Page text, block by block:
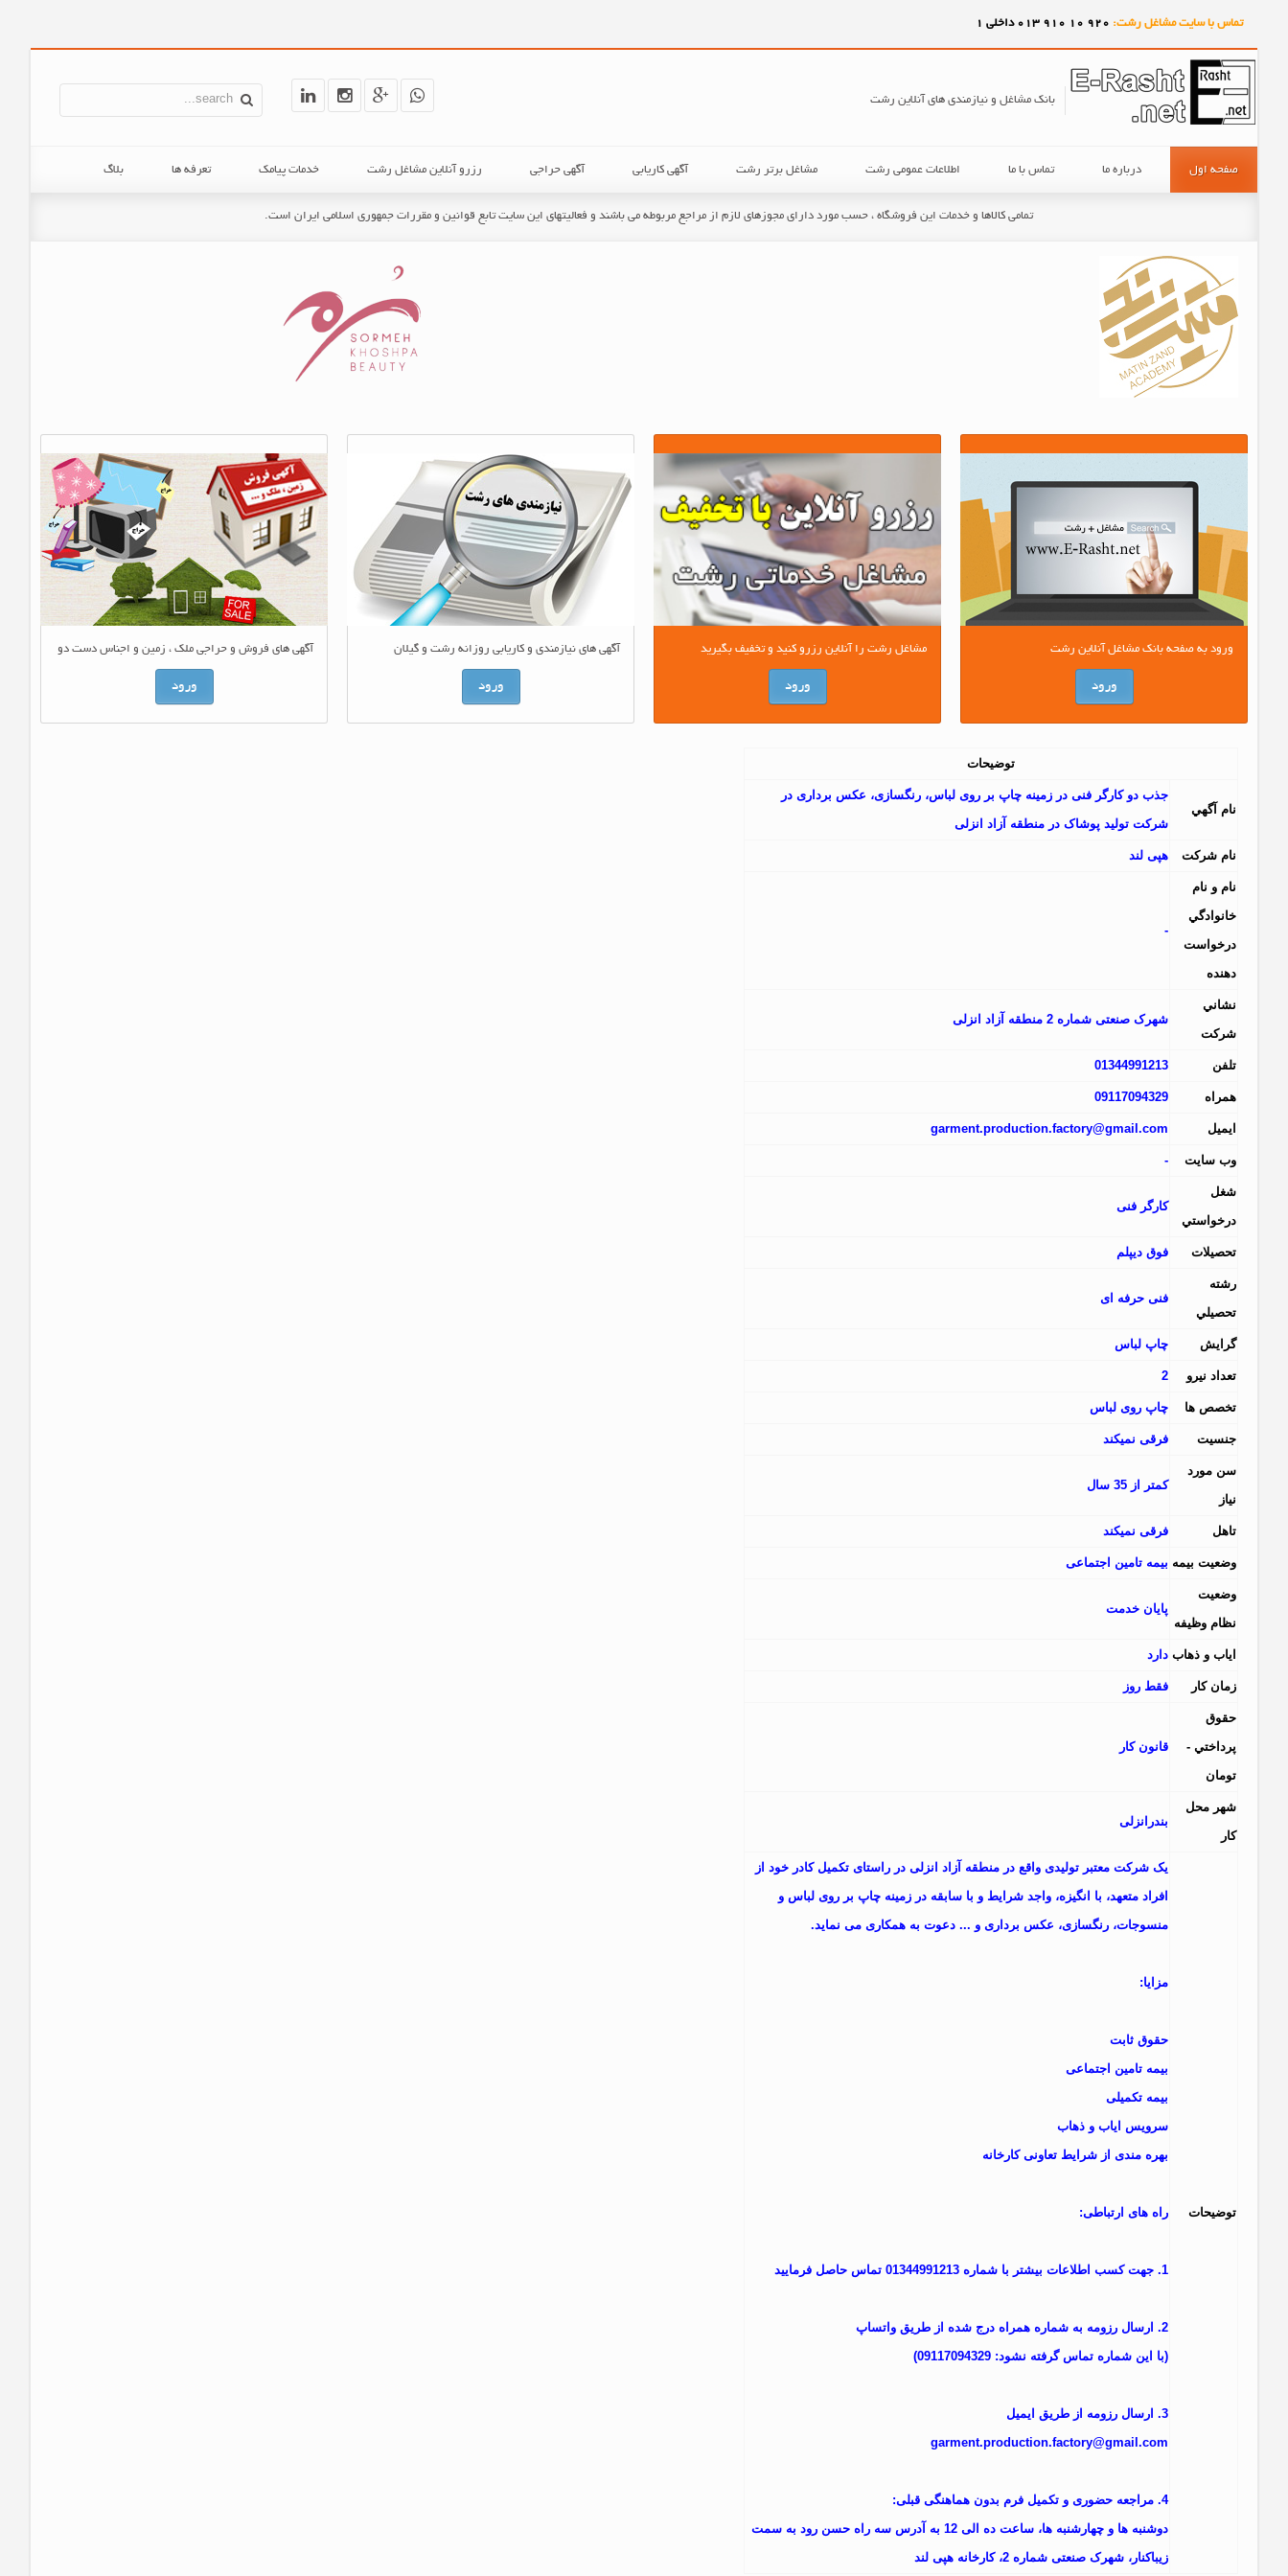
تماس با سایت مشاغل رشت: 920
10
910 013 داخلی 1
بانک مشاغل و نیازمندی های آنلاین رشت
صفحه اول درباره ما تماس با ما اطلاعات عمومی رشت مشاغل برتر رشت آگهی کاریابی آگهی حراجی رزرو آنلاین مشاغل رشت خدمات پیامک تعرفه ها بلاگ
تمامی کالاها و خدمات این فروشگاه ، حسب مورد دارای مجوزهای لازم از مراجع مربوطه می باشند و فعالیتهای این سایت تابع قوانین و مقررات جمهوری اسلامی ایران است.
ورود به صفحه بانک مشاغل آنلاین رشت
ورود
مشاغل رشت را آنلاین رزرو کنید و تخفیف بگیرید
ورود
آگهی های نیازمندی و کاریابی روزانه رشت و گیلان
ورود
آگهی های فروش و حراجی ملک ، زمین و اجناس دست دو
ورود
توضیحات
نام آگهي
جذب دو کارگر فنی در زمینه چاپ بر روی لباس، رنگسازی، عکس برداری در
شرکت تولید پوشاک در منطقه آزاد انزلی
نام شرکت هپی لند
نام و نام
خانوادگي
درخواست
دهنده
-
نشاني
شرکت
شهرک صنعتی شماره 2 منطقه آزاد انزلی
تلفن 01344991213
همراه 09117094329
ايميل garment.production.factory@gmail.com
وب سايت -
شغل
درخواستي
کارگر فنی
تحصيلات فوق دیپلم
رشته
تحصيلي
فنی حرفه ای
گرايش چاپ لباس
تعداد نيرو 2
تخصص ها چاپ روی لباس
جنسيت فرقی نمیکند
سن مورد
نياز
کمتر از 35 سال
تاهل فرقی نمیکند
وضعيت بيمه بیمه تامین اجتماعی
وضعيت
نظام وظيفه
پایان خدمت
اياب و ذهاب دارد
زمان کار فقط روز
حقوق
پرداختي -
تومان
قانون کار
شهر محل
کار
بندرانزلی
توضيحات
یک شرکت معتبر تولیدی واقع در منطقه آزاد انزلی در راستای تکمیل کادر خود از
افراد متعهد، با انگیزه، واجد شرایط و با سابقه در زمینه چاپ بر روی لباس و
منسوجات، رنگسازی، عکس برداری و ... دعوت به همکاری می نماید.
مزایا:
حقوق ثابت
بیمه تامین اجتماعی
بیمه تکمیلی
سرویس ایاب و ذهاب
بهره مندی از شرایط تعاونی کارخانه
راه های ارتباطی:
1. جهت کسب اطلاعات بیشتر با شماره 01344991213 تماس حاصل فرمایید
2. ارسال رزومه به شماره همراه درج شده از طریق واتساپ
(با این شماره تماس گرفته نشود: 09117094329)
3. ارسال رزومه از طریق ایمیل
garment.production.factory@gmail.com
4. مراجعه حضوری و تکمیل فرم بدون هماهنگی قبلی:
دوشنبه ها و چهارشنبه ها، ساعت ده الی 12 به آدرس سه راه حسن رود به سمت
زیباکنار، شهرک صنعتی شماره 2، کارخانه هپی لند